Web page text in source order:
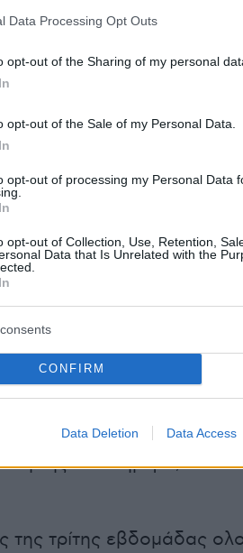
Data Processing Opt Outs
opt-out of the Sharing of my personal
opt-out of the Sale of my Personal Data.
opt-out of processing my Personal Data
opt-out of Collection, Use, Retention,
Data that Is Unrelated with the
CONFIRM
Data Deletion Data Access
132 από το σύνολο
επιμέλεια και
Εκκλησιαστήριο
κείμενο και σκηνοθεσία
Ιουλίου, στο Αρχαίο
Ηπειρωτικό
και ο διεθνώς
Κώστας
του χρόνου: Από
στη σύγχρονη
Ουρσουλινών στα
διατήρηση της
της στο σήμερα, από
της τρίτης εβδομάδας